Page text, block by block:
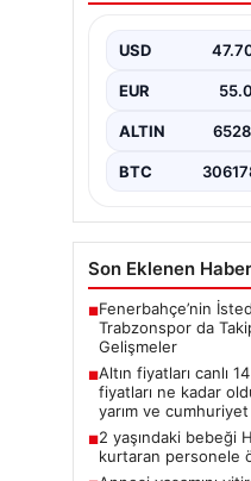
Trabzonspor da
Altın fiyatları canlı
yarım ve cumhuriyet
kurtaran personele
yakaladı! Ölümlü
dalışta
■Outdoor Mutfaklar
Mekanları
Güncel